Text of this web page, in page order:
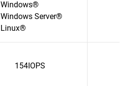
Windows®
Windows Server®
Linux®
154IOPS